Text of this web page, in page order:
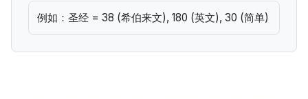
例如：圣经 = 38 (希伯来文), 180 (英文), 30 (简单)